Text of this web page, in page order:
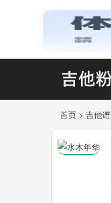
首页 > 吉他谱